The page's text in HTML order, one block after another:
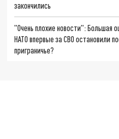
закончились
"Очень плохие новости": Большая
НАТО впервые за СВО остановили
приграничье?